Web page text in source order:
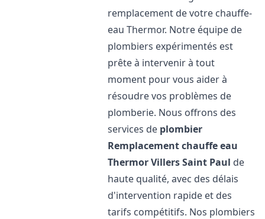
remplacement de votre chauffe-
eau Thermor. Notre équipe de
plombiers expérimentés est
prête à intervenir à tout
moment pour vous aider à
résoudre vos problèmes de
plomberie. Nous offrons des
services de plombier
Remplacement chauffe eau
ThermorVillers Saint Paul de
haute qualité, avec des délais
d'intervention rapide et des
tarifs compétitifs. Nos plombiers